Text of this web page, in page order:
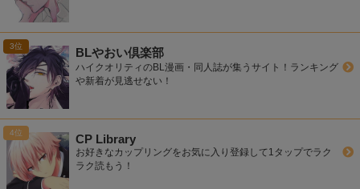
BLやおい倶楽部
ハイクオリティのBL漫画・同人誌が集うサイト！ランキング
や新着が見逃せない！
CP Library
お好きなカップリングをお気に入り登録して1タップでラク
ラク読もう！